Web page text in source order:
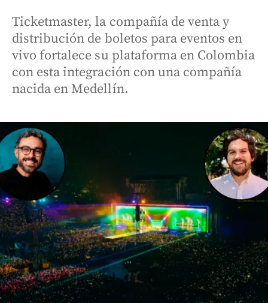
Ticketmaster, la compañía de venta y
distribución de boletos para eventos en
vivo fortalece su plataforma en Colombia
con esta integración con una compañía
nacida en Medellín.